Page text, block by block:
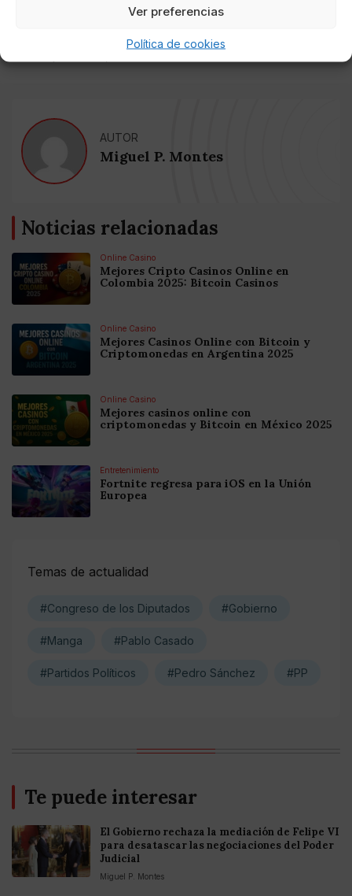
Ver preferencias
Política de cookies
“Ojalá abandonen esa oposición desleal con el Estado
y asuman su responsabilidad como principal partido
AUTOR
Miguel P. Montes
Noticias relacionadas
Online Casino
Mejores Cripto Casinos Online en
Colombia 2025: Bitcoin Casinos
Online Casino
Mejores Casinos Online con Bitcoin y
Criptomonedas en Argentina 2025
Online Casino
Mejores casinos online con
criptomonedas y Bitcoin en México 2025
Entretenimiento
Fortnite regresa para iOS en la Unión
Europea
Temas de actualidad
#Congreso de los Diputados #Gobierno
#Manga #Pablo Casado
#Partidos Políticos #Pedro Sánchez #PP
Te puede interesar
El Gobierno rechaza la mediación de Felipe VI
para desatascar las negociaciones del Poder
Judicial
Miguel P. Montes